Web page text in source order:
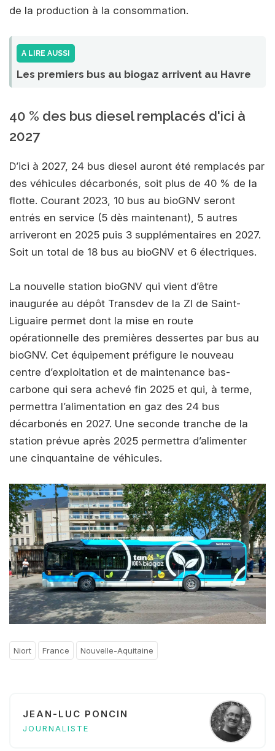
de la production à la consommation.
A LIRE AUSSI
Les premiers bus au biogaz arrivent au Havre
40 % des bus diesel remplacés d'ici à
2027
D’ici à 2027, 24 bus diesel auront été remplacés par
des véhicules décarbonés, soit plus de 40 % de la
flotte. Courant 2023, 10 bus au bioGNV seront
entrés en service (5 dès maintenant), 5 autres
arriveront en 2025 puis 3 supplémentaires en 2027.
Soit un total de 18 bus au bioGNV et 6 électriques.
La nouvelle station bioGNV qui vient d’être
inaugurée au dépôt Transdev de la ZI de Saint-
Liguaire permet dont la mise en route
opérationnelle des premières dessertes par bus au
bioGNV. Cet équipement préfigure le nouveau
centre d’exploitation et de maintenance bas-
carbone qui sera achevé fin 2025 et qui, à terme,
permettra l’alimentation en gaz des 24 bus
décarbonés en 2027. Une seconde tranche de la
station prévue après 2025 permettra d’alimenter
une cinquantaine de véhicules.
Niort France Nouvelle-Aquitaine
JEAN-LUC PONCIN
JOURNALISTE